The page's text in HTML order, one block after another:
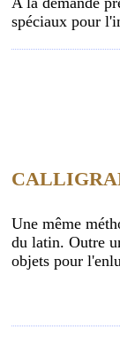
spéciaux pour
Une même
du latin. Outre
objets pour